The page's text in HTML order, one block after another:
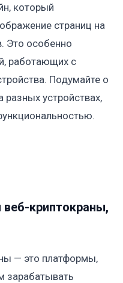
который
страниц на
Это особенно
работающих с
Подумайте о
разных устройствах,
криптокраны,
— это платформы,
зарабатывать